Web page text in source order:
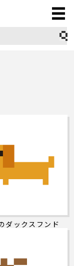
ダックスフンド